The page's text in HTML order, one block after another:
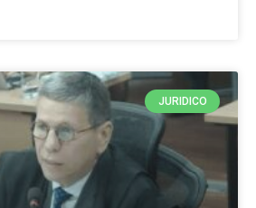
JURIDICO